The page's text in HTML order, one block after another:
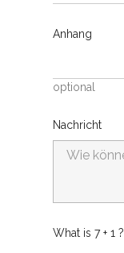
Anhang
optional
Nachricht
What is 7 + 1 ?